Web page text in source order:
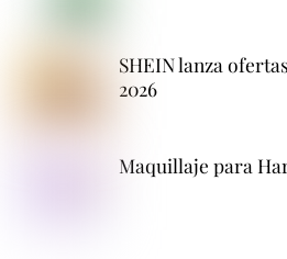
SHEIN lanza
2026
Maquillaje para